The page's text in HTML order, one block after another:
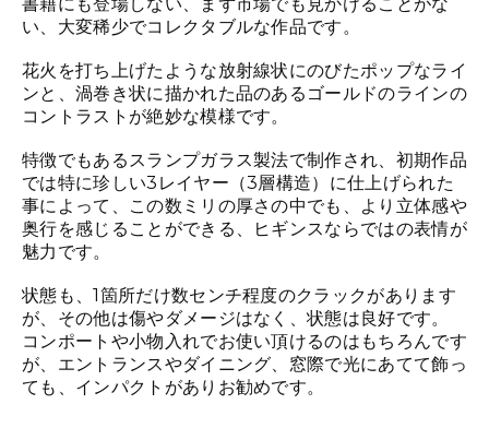
書籍にも登場しない、まず市場でも見かけることがな
い、大変稀少でコレクタブルな作品です。
花火を打ち上げたような放射線状にのびたポップなライ
ンと、渦巻き状に描かれた品のあるゴールドのラインの
コントラストが絶妙な模様です。
特徴でもあるスランプガラス製法で制作され、初期作品
では特に珍しい3レイヤー（3層構造）に仕上げられた
事によって、この数ミリの厚さの中でも、より立体感や
奥行を感じることができる、ヒギンスならではの表情が
魅力です。
状態も、1箇所だけ数センチ程度のクラックがあります
が、その他は傷やダメージはなく、状態は良好です。
コンポートや小物入れでお使い頂けるのはもちろんです
が、エントランスやダイニング、窓際で光にあてて飾っ
ても、インパクトがありお勧めです。